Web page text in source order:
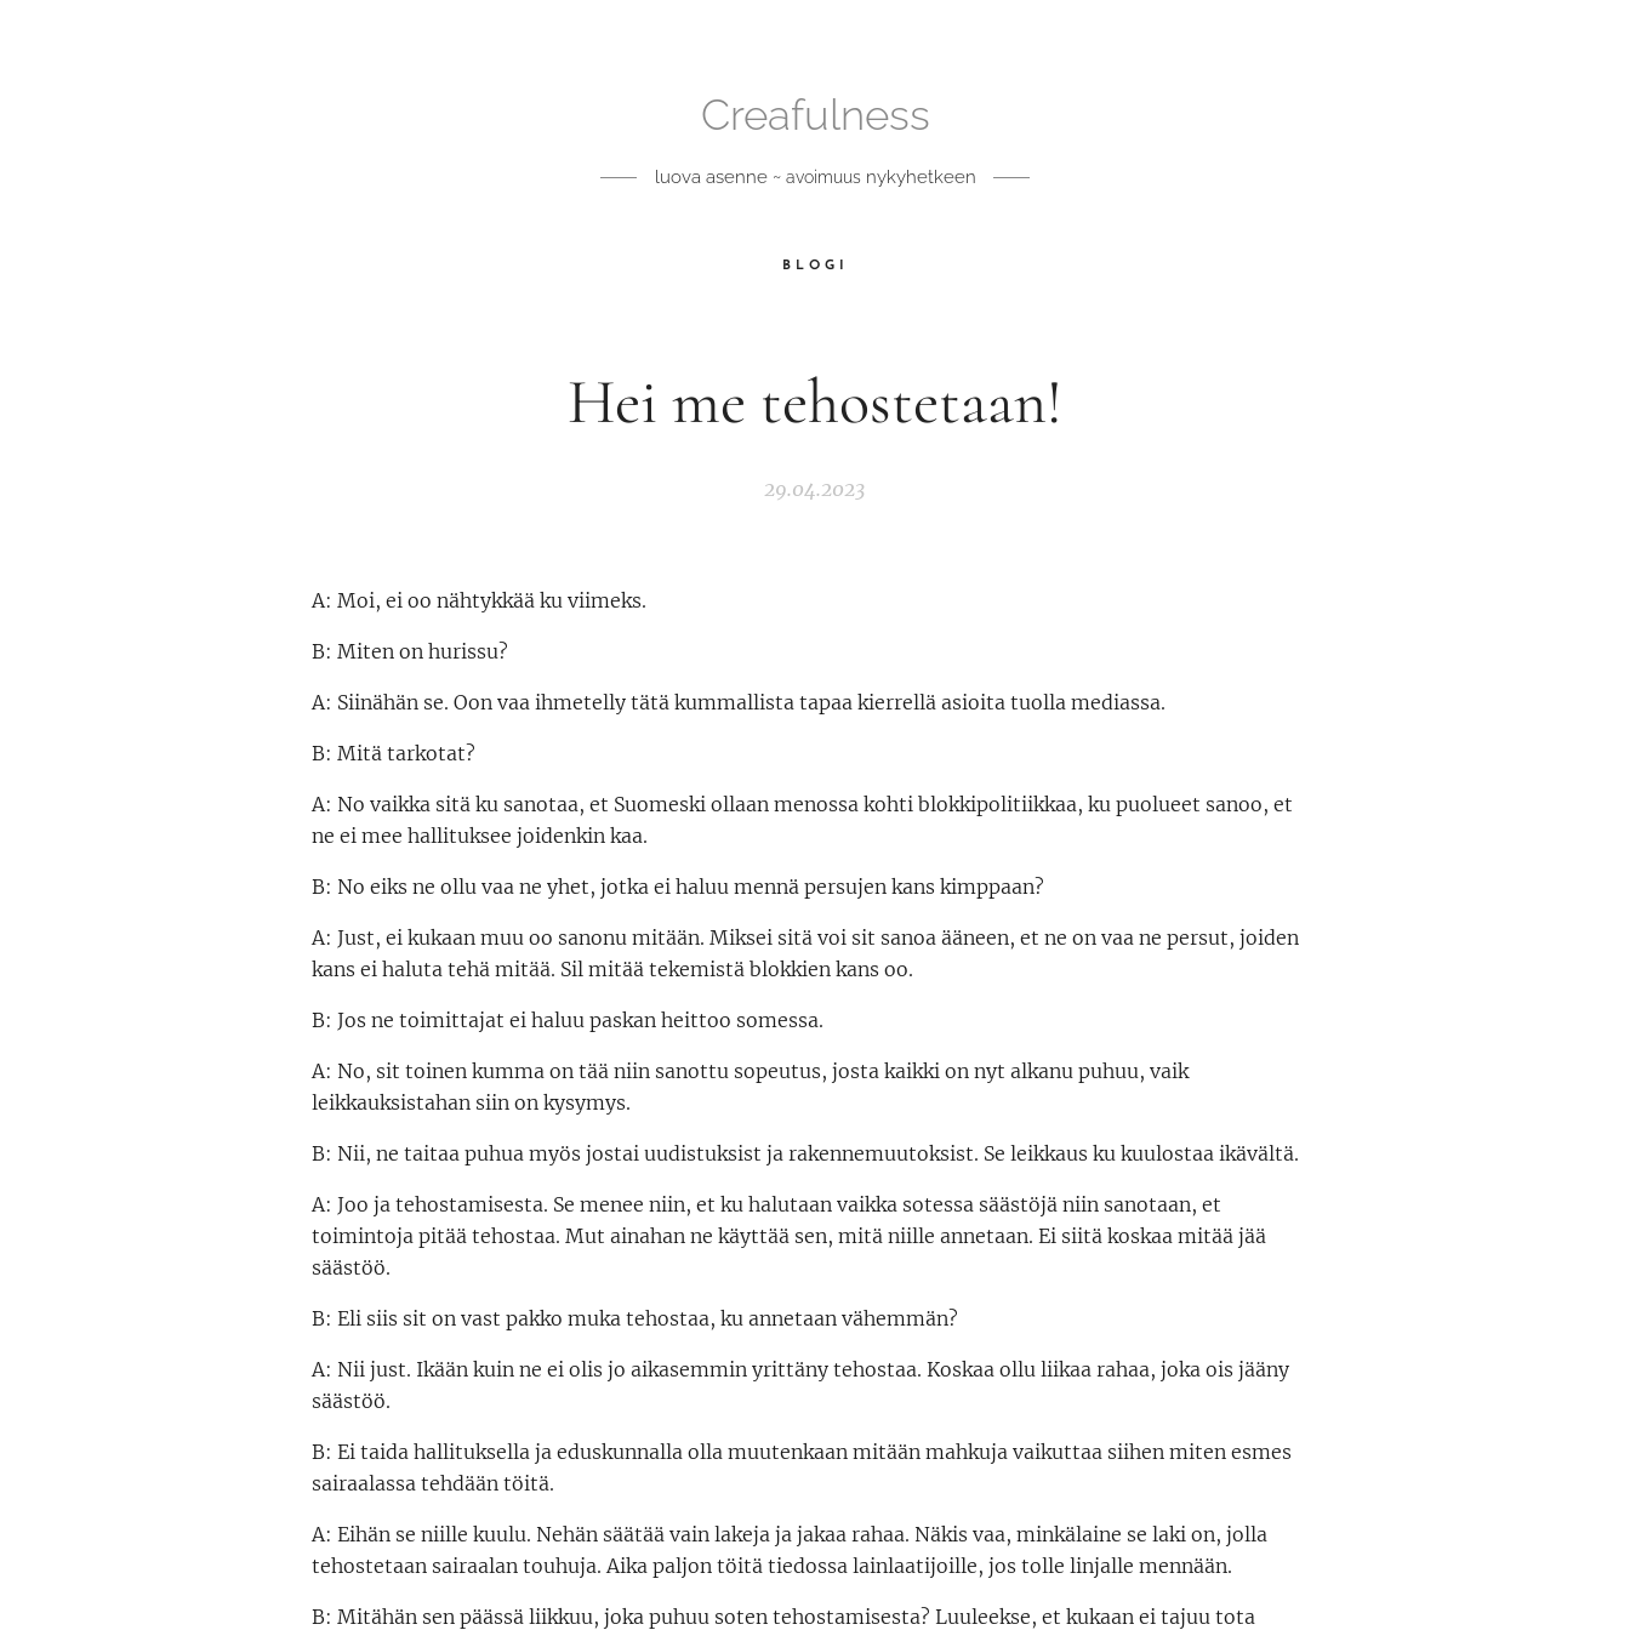
Creafulness
luova asenne ~ avoimuusnykyhetkeen
BLOGI
Hei me tehostetaan!
29.04.2023
A: Moi, ei oo nähtykkää ku viimeks.
B: Miten on hurissu?
A: Siinähän se. Oon vaa ihmetelly tätä kummallista tapaa kierrellä asioita tuolla mediassa.
B: Mitä tarkotat?
A: No vaikka sitä ku sanotaa, et Suomeski ollaan menossa kohti blokkipolitiikkaa, ku puolueet sanoo, et
ne ei mee hallituksee joidenkin kaa.
B: No eiks ne ollu vaa ne yhet, jotka ei haluu mennä persujen kans kimppaan?
A: Just, ei kukaan muu oo sanonu mitään. Miksei sitä voi sit sanoa ääneen, et ne on vaa ne persut, joiden
kans ei haluta tehä mitää. Sil mitää tekemistä blokkien kans oo.
B: Jos ne toimittajat ei haluu paskan heittoo somessa.
A: No, sit toinen kumma on tää niin sanottu sopeutus, josta kaikki on nyt alkanu puhuu, vaik
leikkauksistahan siin on kysymys.
B: Nii, ne taitaa puhua myös jostai uudistuksist ja rakennemuutoksist. Se leikkaus ku kuulostaa ikävältä.
A: Joo ja tehostamisesta. Se menee niin, et ku halutaan vaikka sotessa säästöjä niin sanotaan, et
toimintoja pitää tehostaa. Mut ainahan ne käyttää sen, mitä niille annetaan. Ei siitä koskaa mitää jää
säästöö.
B: Eli siis sit on vast pakko muka tehostaa, ku annetaan vähemmän?
A: Nii just. Ikään kuin ne ei olis jo aikasemmin yrittäny tehostaa. Koskaa ollu liikaa rahaa, joka ois jääny
säästöö.
B: Ei taida hallituksella ja eduskunnalla olla muutenkaan mitään mahkuja vaikuttaa siihen miten esmes
sairaalassa tehdään töitä.
A: Eihän se niille kuulu. Nehän säätää vain lakeja ja jakaa rahaa. Näkis vaa, minkälaine se laki on, jolla
tehostetaan sairaalan touhuja. Aika paljon töitä tiedossa lainlaatijoille, jos tolle linjalle mennään.
B: Mitähän sen päässä liikkuu, joka puhuu soten tehostamisesta? Luuleekse, et kukaan ei tajuu tota